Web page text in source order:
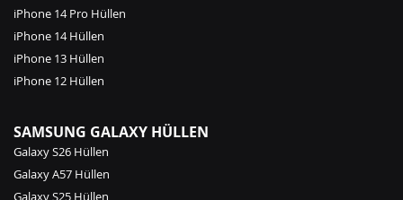
iPhone 14 Pro Hüllen
iPhone 14 Hüllen
iPhone 13 Hüllen
iPhone 12 Hüllen
SAMSUNG GALAXY HÜLLEN
Galaxy S26 Hüllen
Galaxy A57 Hüllen
Galaxy S25 Hüllen